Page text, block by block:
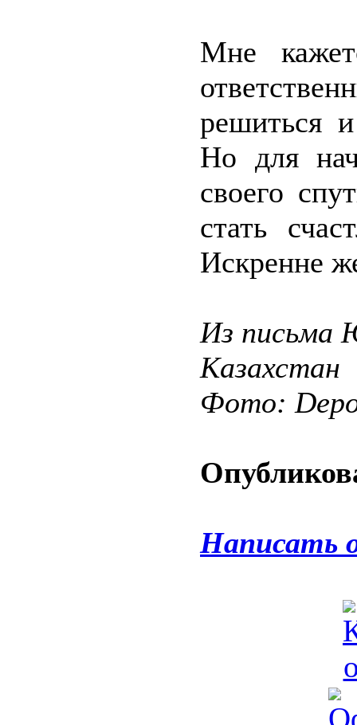
Мне
решиться
Но для
своего
стать
Искренне
Из письма
Казахстан
Фото:
Написать